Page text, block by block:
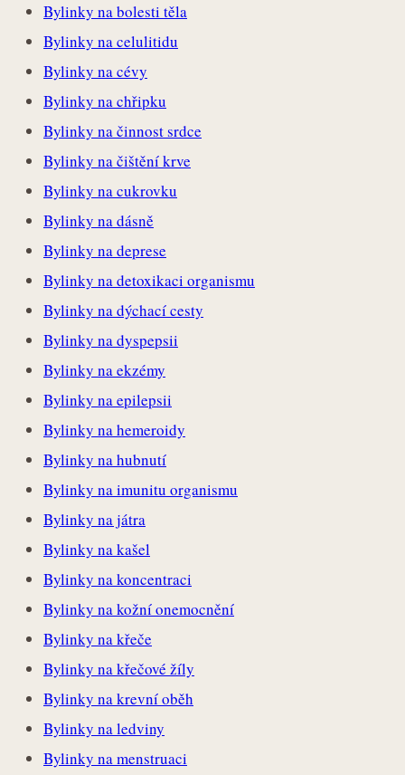
Bylinky na bolesti těla
Bylinky na celulitidu
Bylinky na cévy
Bylinky na chřipku
Bylinky na činnost srdce
Bylinky na čištění krve
Bylinky na cukrovku
Bylinky na dásně
Bylinky na deprese
Bylinky na detoxikaci organismu
Bylinky na dýchací cesty
Bylinky na dyspepsii
Bylinky na ekzémy
Bylinky na epilepsii
Bylinky na hemeroidy
Bylinky na hubnutí
Bylinky na imunitu organismu
Bylinky na játra
Bylinky na kašel
Bylinky na koncentraci
Bylinky na kožní onemocnění
Bylinky na křeče
Bylinky na křečové žíly
Bylinky na krevní oběh
Bylinky na ledviny
Bylinky na menstruaci